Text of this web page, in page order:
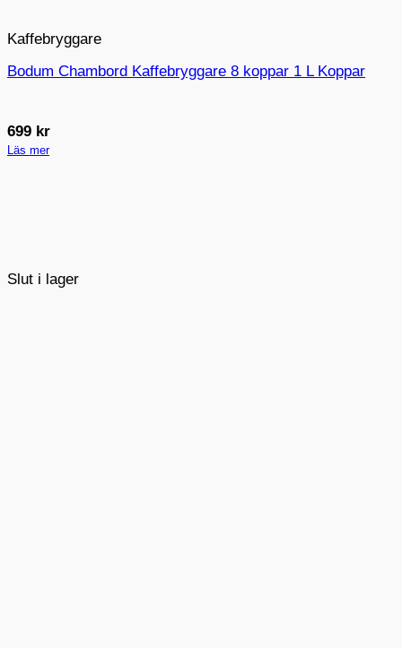
Slut i lager
Kaffebryggare
Bodum Chambord Kaffebryggare 8 koppar 1 L Koppar
699 kr
Läs mer